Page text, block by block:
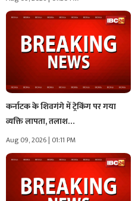
कर्नाटक के शिवगंगे में ट्रेकिंग पर गया
व्यक्ति लापता, तलाश…
Aug 09, 2026 | 01:11 PM